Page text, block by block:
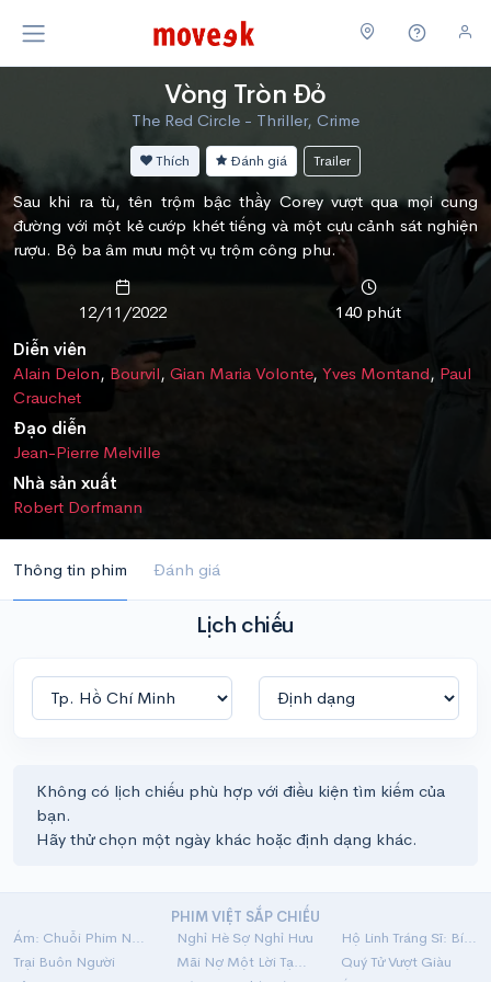
Vòng Tròn Đỏ
The Red Circle - Thriller, Crime
Thích Đánh giá Trailer
Sau khi ra tù, tên trộm bậc thầy Corey vượt qua mọi cung
đường với một kẻ cướp khét tiếng và một cựu cảnh sát nghiện
rượu. Bộ ba âm mưu một vụ trộm công phu.
12/11/2022
140 phút
Diễn viên
Alain Delon, Bourvil, Gian Maria Volonte, Yves Montand, Paul
Crauchet
Đạo diễn
Jean-Pierre Melville
Nhà sản xuất
Robert Dorfmann
Thông tin phim Đánh giá
Lịch chiếu
Không có lịch chiếu phù hợp với điều kiện tìm kiếm của
bạn.
Hãy thử chọn một ngày khác hoặc định dạng khác.
PHIM VIỆT SẮP CHIẾU
Ám: Chuỗi Phim Ngắn Linh Dị
Nghỉ Hè Sợ Nghỉ Hưu
Hộ Linh Tráng Sĩ: Bí Ẩn Mộ Vua Đinh
Trại Buôn Người
Mãi Nợ Một Lời Tạm Biệt
Quý Tử Vượt Giàu